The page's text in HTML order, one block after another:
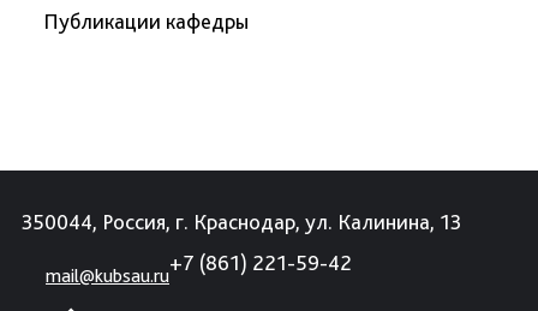
Публикации кафедры
350044, Россия, г. Краснодар, ул. Калинина, 13
mail@kubsau.ru
+7 (861) 221-59-42